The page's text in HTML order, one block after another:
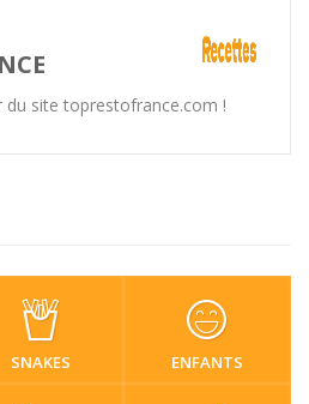
du site toprestofrance.com !
SNAKES ENFANTS